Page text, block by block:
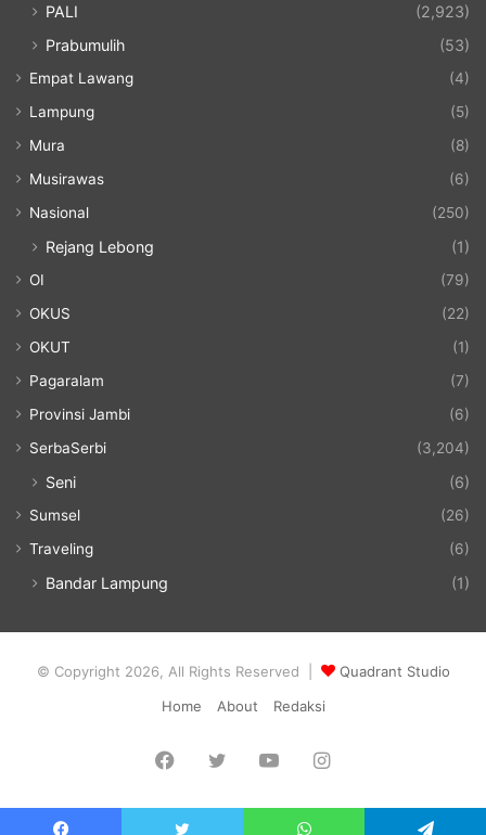
PALI
(2,923)
Prabumulih
(53)
Empat Lawang
(4)
Lampung
(5)
Mura
(8)
Musirawas
(6)
Nasional
(250)
Rejang Lebong (1)
OI
(79)
OKUS
(22)
OKUT
(1)
Pagaralam
(7)
Provinsi Jambi
(6)
SerbaSerbi
(3,204)
Seni (6)
Sumsel
(26)
Traveling
(6)
Bandar Lampung (1)
© Copyright 2026, All Rights Reserved |
Quadrant Studio
Home
About Redaksi
Facebook
Twitter YouTubeInstagram